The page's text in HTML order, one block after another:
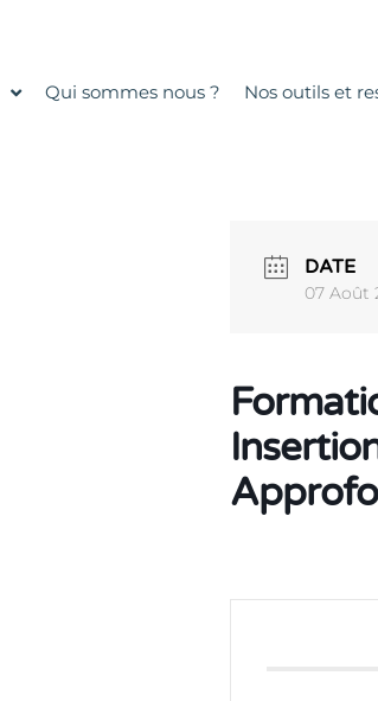
Qui sommes nous ? Nos outils et
DATE
07 Août